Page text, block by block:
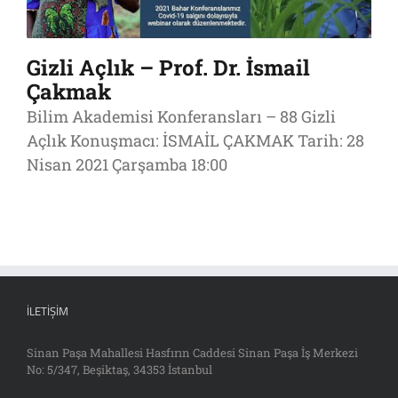
Gizli Açlık – Prof. Dr. İsmail
Çakmak
Bilim Akademisi Konferansları – 88 Gizli
Açlık Konuşmacı: İSMAİL ÇAKMAK Tarih: 28
Nisan 2021 Çarşamba 18:00
İLETIŞIM
Sinan Paşa Mahallesi Hasfırın Caddesi Sinan Paşa İş Merkezi
No: 5/347, Beşiktaş, 34353 İstanbul